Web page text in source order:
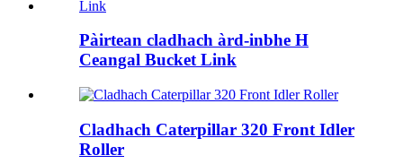
Pàirtean cladhach àrd-inbhe H
Ceangal Bucket Link
Cladhach Caterpillar 320 Front Idler
Roller